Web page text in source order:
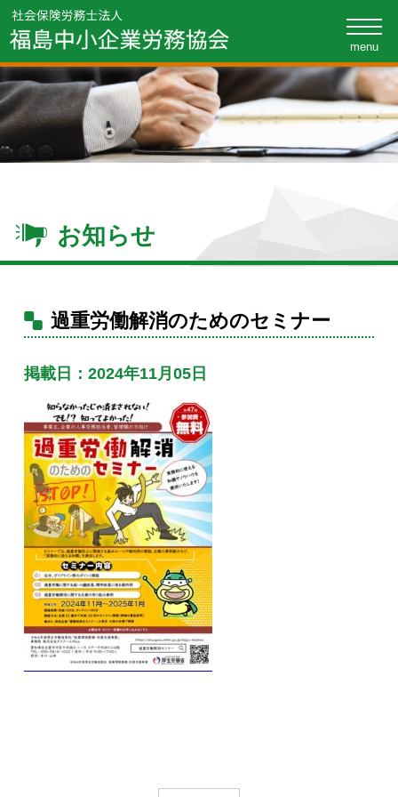
toggle
お知らせ
過重労働解消のためのセミナー
掲載日：2024年11月05日